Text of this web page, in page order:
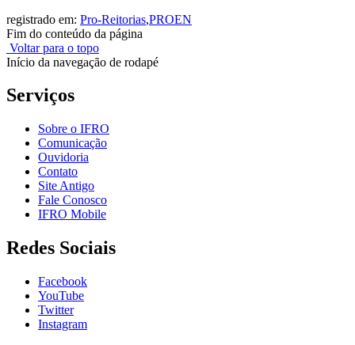
registrado em: Pro-Reitorias,PROEN
Fim do conteúdo da página
Voltar para o topo
Início da navegação de rodapé
Serviços
Sobre o IFRO
Comunicação
Ouvidoria
Contato
Site Antigo
Fale Conosco
IFRO Mobile
Redes Sociais
Facebook
YouTube
Twitter
Instagram